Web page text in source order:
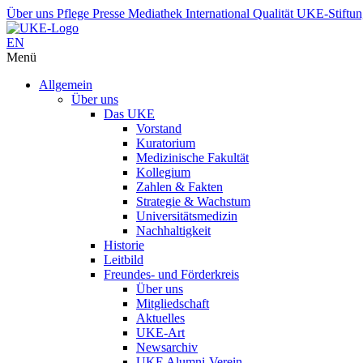
Über uns Pflege Presse Mediathek International Qualität UKE-
EN
Menü
Allgemein
Über uns
Das UKE
Vorstand
Kuratorium
Medizinische Fakultät
Kollegium
Zahlen & Fakten
Strategie & Wachstum
Universitätsmedizin
Nachhaltigkeit
Historie
Leitbild
Freundes- und Förderkreis
Über uns
Mitgliedschaft
Aktuelles
UKE-Art
Newsarchiv